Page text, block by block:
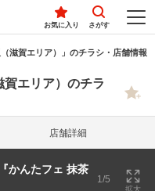
お気に入り さがす
滋賀エリア）」のチラシ・店舗情報
エリア）のチラ
店舗詳細
かんたフェ 抹茶
1/5
拡大